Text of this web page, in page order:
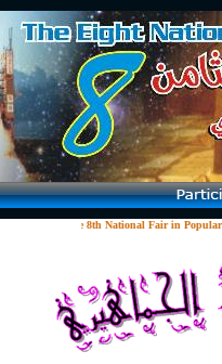
The 8th National Fair in Popular